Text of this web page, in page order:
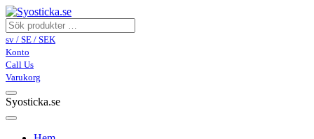
sv / SE / SEK
Konto
Call Us
Varukorg
Syosticka.se